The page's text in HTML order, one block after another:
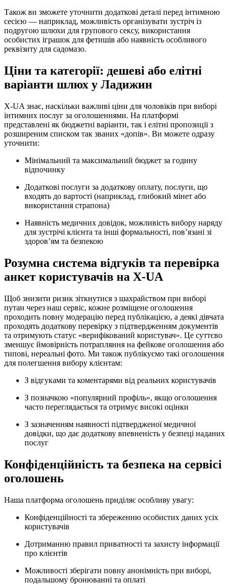
Також ви зможете уточнити додаткові деталі перед інтимною
сесією — наприклад, можливість організувати зустріч із
подругою шлюхи для групового сексу, використання
особистих іграшок для фетишів або наявність особливого
реквізиту для садомазо.
Ціни та категорії: дешеві або елітні
варіанти шлюх у Ладижин
X-UA знає, наскільки важливі ціни для чоловіків при виборі
інтимних послуг за оголошеннями. На платформі
представлені як бюджетні варіанти, так і елітні пропозиції з
розширеним списком так званих «допів». Ви можете одразу
уточнити:
Мінімальний та максимальний бюджет за годину
відпочинку
Додаткові послуги за додаткову оплату, послуги, що
входять до вартості (наприклад, глибокий мінет або
використання страпона)
Наявність медичних довідок, можливість вибору наряду
для зустрічі клієнта та інші формальності, пов’язані зі
здоров’ям та безпекою
Розумна система відгуків та перевірка
анкет користувачів на X-UA
Щоб знизити ризик зіткнутися з шахрайством при виборі
путан через наш сервіс, кожне розміщене оголошення
проходить повну модерацію перед публікацією, а деякі дівчата
проходять додаткову перевірку з підтвердженням документів
та отримують статус «верифікований користувач». Це суттєво
зменшує ймовірність потрапляння на фейкове оголошення або
типові, нереальні фото. Ми також публікуємо такі оголошення
для полегшення вибору клієнтам:
З відгуками та коментарями від реальних користувачів
З позначкою «популярний профіль», якщо оголошення
часто переглядається та отримує високі оцінки
З зазначенням наявності підтвердженої медичної
довідки, що дає додаткову впевненість у безпеці наданих
послуг
Конфіденційність та безпека на сервісі
оголошень
Наша платформа оголошень приділяє особливу увагу:
Конфіденційності та збереженню особистих даних усіх
користувачів
Дотриманню правил приватності та захисту інформації
про клієнтів
Можливості зберігати повну анонімність при виборі,
подальшому бронюванні та оплаті